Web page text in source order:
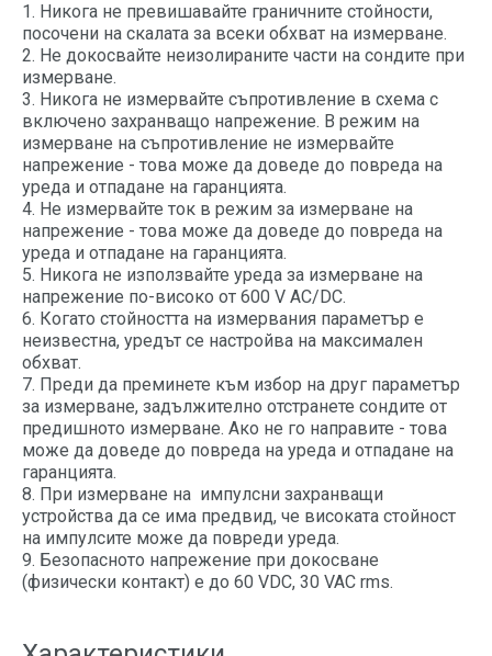
1. Никога не превишавайте граничните стойности,
посочени на скалата за всеки обхват на измерване.
2. Не докосвайте неизолираните части на сондите при
измерване.
3. Никога не измервайте съпротивление в схема с
включено захранващо напрежение. В режим на
измерване на съпротивление не измервайте
напрежение - това може да доведе до повреда на
уреда и отпадане на гаранцията.
4. Не измервайте ток в режим за измерване на
напрежение - това може да доведе до повреда на
уреда и отпадане на гаранцията.
5. Никога не използвайте уреда за измерване на
напрежение по-високо от 600 V AC/DC.
6. Когато стойността на измервания параметър е
неизвестна, уредът се настройва на максимален
обхват.
7. Преди да преминете към избор на друг параметър
за измерване, задължително отстранете сондите от
предишното измерване. Ако не го направите - това
може да доведе до повреда на уреда и отпадане на
гаранцията.
8. При измерване на импулсни захранващи
устройства да се има предвид, че високата стойност
на импулсите може да повреди уреда.
9. Безопасното напрежение при докосване
(физически контакт) е до 60 VDC, 30 VAC rms.